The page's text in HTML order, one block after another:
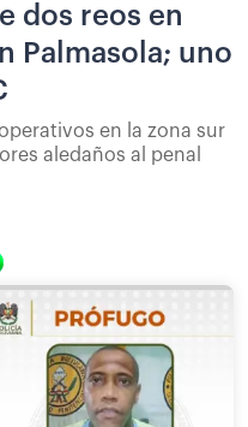
dos reos en
Palmasola; uno
en la zona sur
aledaños al penal